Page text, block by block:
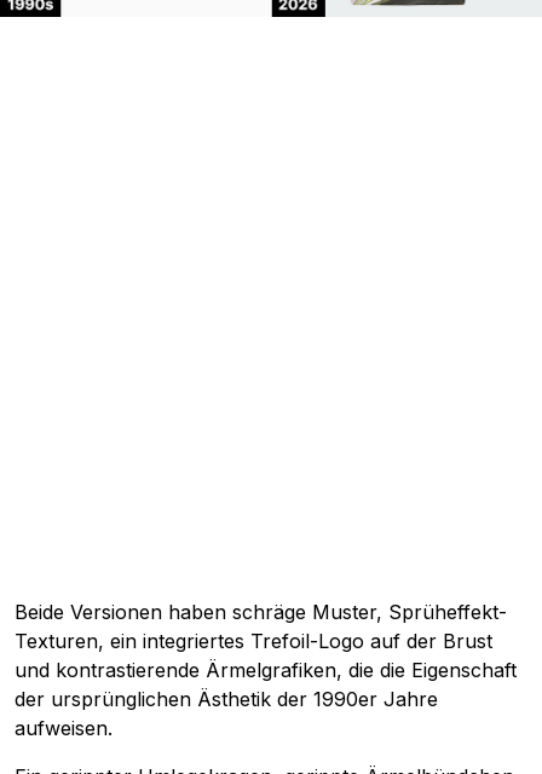
Beide Versionen haben schräge Muster, Sprüheffekt-
Texturen, ein integriertes Trefoil-Logo auf der Brust
und kontrastierende Ärmelgrafiken, die die Eigenschaft
der ursprünglichen Ästhetik der 1990er Jahre
aufweisen.